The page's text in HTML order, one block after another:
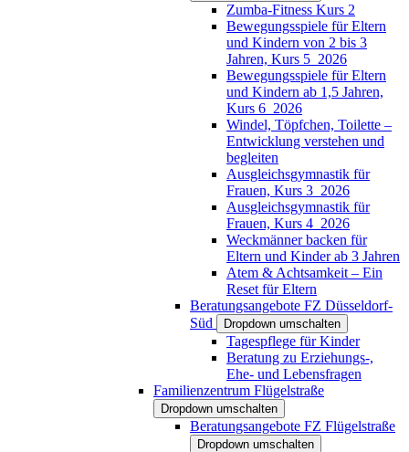
Zumba-Fitness Kurs 2
Bewegungsspiele für Eltern
und Kindern von 2 bis 3
Jahren, Kurs 5_2026
Bewegungsspiele für Eltern
und Kindern ab 1,5 Jahren,
Kurs 6_2026
Windel, Töpfchen, Toilette –
Entwicklung verstehen und
begleiten
Ausgleichsgymnastik für
Frauen, Kurs 3_2026
Ausgleichsgymnastik für
Frauen, Kurs 4_2026
Weckmänner backen für
Eltern und Kinder ab 3 Jahren
Atem & Achtsamkeit – Ein
Reset für Eltern
Beratungsangebote FZ Düsseldorf-
Süd
Dropdown umschalten
Tagespflege für Kinder
Beratung zu Erziehungs-,
Ehe- und Lebensfragen
Familienzentrum Flügelstraße
Dropdown umschalten
Beratungsangebote FZ Flügelstraße
Dropdown umschalten